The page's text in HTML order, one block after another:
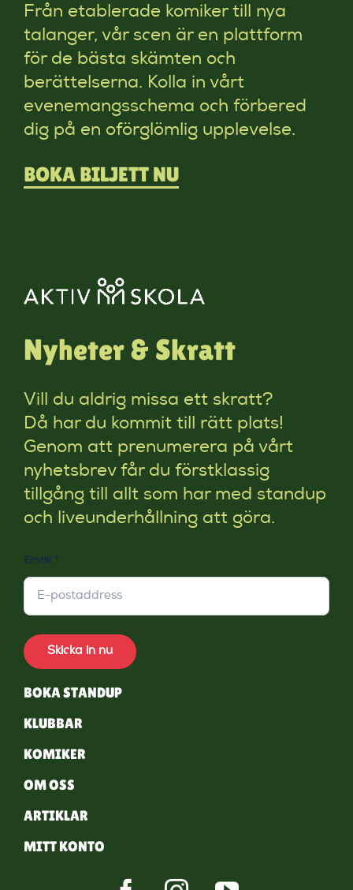
Från etablerade komiker till nya
talanger, vår scen är en plattform
för de bästa skämten och
berättelserna. Kolla in vårt
evenemangsschema och förbered
dig på en oförglömlig upplevelse.
BOKA BILJETT NU
Nyheter & Skratt
Vill du aldrig missa ett skratt?
Då har du kommit till rätt plats!
Genom att prenumerera på vårt
nyhetsbrev får du förstklassig
tillgång till allt som har med standup
och liveunderhållning att göra.
Email *
Skicka in nu
BOKA STANDUP
KLUBBAR
KOMIKER
OM OSS
ARTIKLAR
MITT KONTO